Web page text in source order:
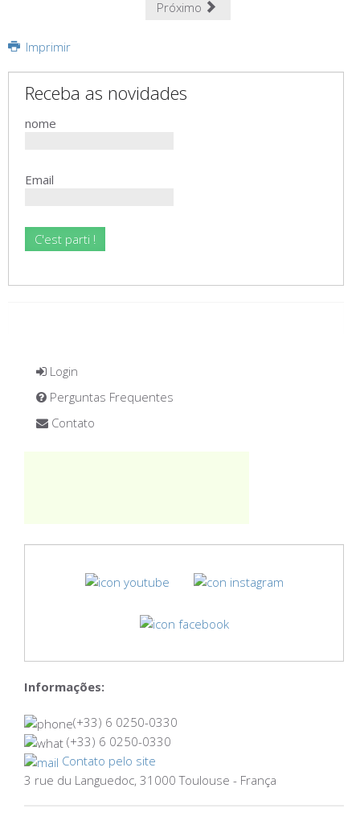
Próximo
Imprimir
Receba as novidades
nome
Email
Login
Perguntas Frequentes
Contato
Informações:
(+33) 6 0250-0330
(+33) 6 0250-0330
Contato pelo site
3 rue du Languedoc, 31000 Toulouse - França